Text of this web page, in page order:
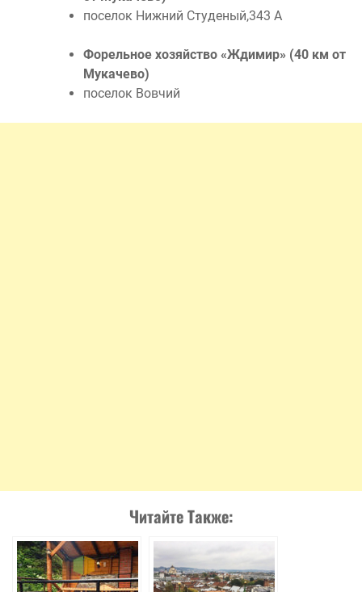
поселок Нижний Студеный,343 А
Форельное хозяйство «Ждимир» (40 км от
Мукачево)
поселок Вовчий
Читайте Также: